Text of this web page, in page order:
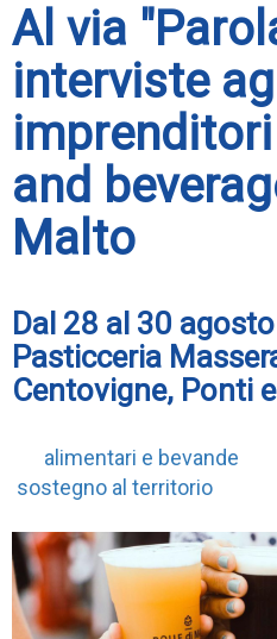
Al via
interviste
and
Malto
Dal 28 al 30
Pasticceria
Centovigne, Ponti
alimentari e bevande
sostegno al territorio